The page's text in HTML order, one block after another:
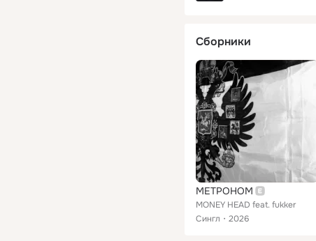
Сборники
МЕТРОНОМ
MONEY HEAD feat. fukker
Сингл
2026